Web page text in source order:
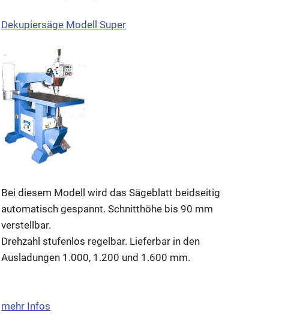
Dekupiersäge Modell Super
Bei diesem Modell wird das Sägeblatt beidseitig
automatisch gespannt. Schnitthöhe bis 90 mm
verstellbar.
Drehzahl stufenlos regelbar. Lieferbar in den
Ausladungen 1.000, 1.200 und 1.600 mm.
mehr Infos